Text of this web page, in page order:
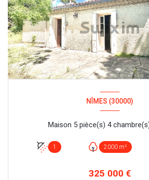
NÎMES (30000)
1 2000 m²
325 000 €